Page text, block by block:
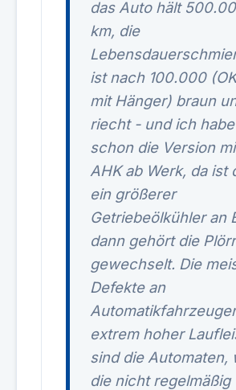
das Auto hält
km, die
ist nach 100.000
mit Hänger) braun
riecht - und ich habe
schon die Version
AHK ab Werk, da ist
ein größerer
Getriebeölkühler an
dann gehört die
gewechselt. Die
Defekte an
extrem hoher
sind die Automaten,
die nicht regelmäßig